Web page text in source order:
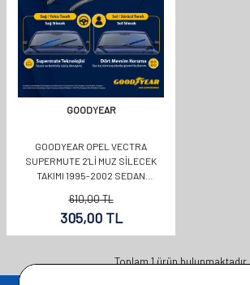
GOODYEAR
GOODYEAR OPEL VECTRA
SUPERMUTE 2'LI MUZ SILECEK
TAKIMI 1995-2002 SEDAN
610,00TL
305,00TL
Toplam1ürün bulunmaktadır.